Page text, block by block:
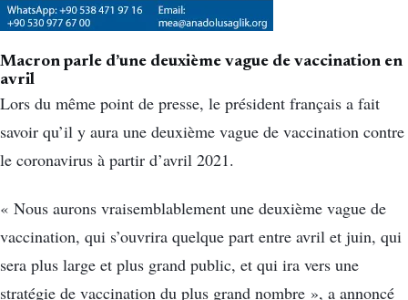
Macron parle d’une deuxième vague de vaccination en
avril
Lors du même point de presse, le président français a fait
savoir qu’il y aura une deuxième vague de vaccination contre
le coronavirus à partir d’avril 2021.
« Nous aurons vraisemblablement une deuxième vague de
vaccination, qui s’ouvrira quelque part entre avril et juin, qui
sera plus large et plus grand public, et qui ira vers une
stratégie de vaccination du plus grand nombre », a annoncé